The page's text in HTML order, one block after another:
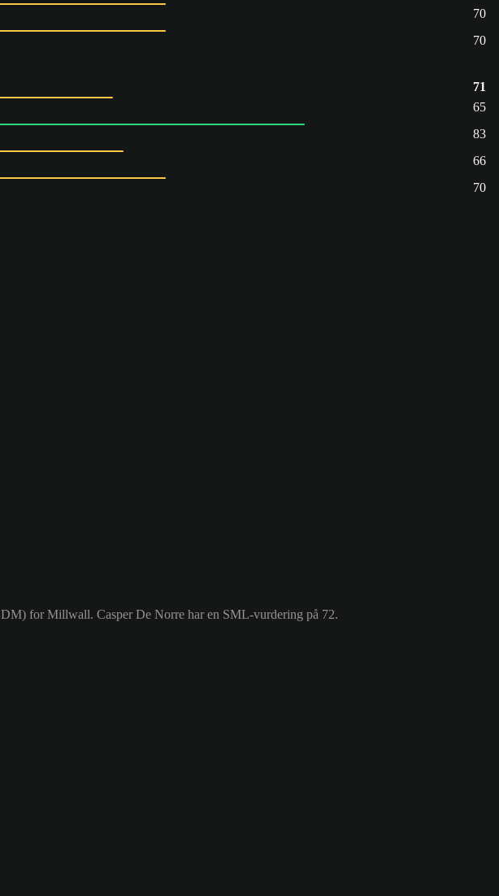
70
70
71
65
83
66
70
for Millwall. Casper De Norre har en SML-vurdering på 72.